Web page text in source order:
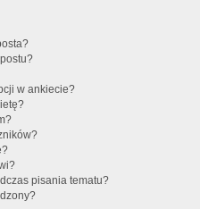
w ankiecie?
pisania tematu?